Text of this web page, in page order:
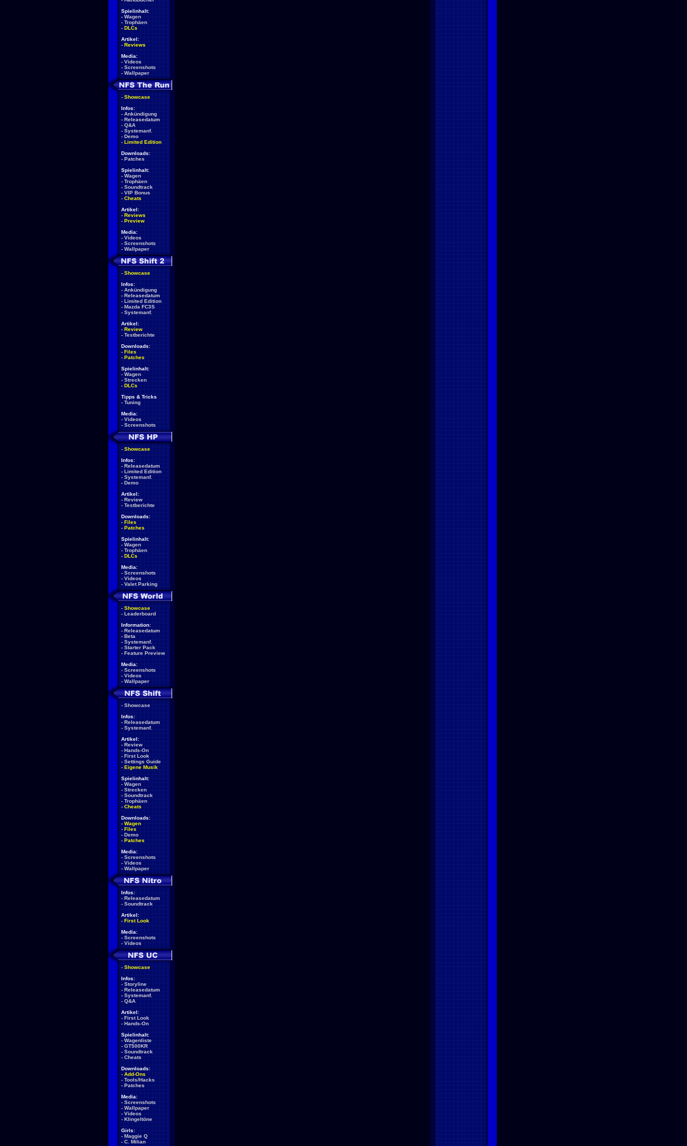
Spielinhalt:
- Wagen
- Trophäen
- DLCs
Artikel:
- Reviews
Media:
- Videos
- Screenshots
- Wallpaper
- Showcase
Infos:
- Ankündigung
- Releasedatum
- Q&A
- Systemanf.
- Demo
- Limited Edition
Downloads:
- Patches
Spielinhalt:
- Wagen
- Trophäen
- Soundtrack
- VIP Bonus
- Cheats
Artikel:
- Reviews
- Preview
Media:
- Videos
- Screenshots
- Wallpaper
- Showcase
Infos:
- Ankündigung
- Releasedatum
- Limited Edition
- Mazda FC3S
- Systemanf.
Artikel:
- Review
- Testberichte
Downloads:
- Files
- Patches
Spielinhalt:
- Wagen
- Strecken
- DLCs
Tipps & Tricks
- Tuning
Media:
- Videos
- Screenshots
- Showcase
Infos:
- Releasedatum
- Limited Edition
- Systemanf.
- Demo
Artikel:
- Review
- Testberichte
Downloads:
- Files
- Patches
Spielinhalt:
- Wagen
- Trophäen
- DLCs
Media:
- Screenshots
- Videos
- Valet Parking
- Showcase
- Leaderboard
Information:
- Releasedatum
- Beta
- Systemanf.
- Starter Pack
- Feature Preview
Media:
- Screenshots
- Videos
- Wallpaper
- Showcase
Infos:
- Releasedatum
- Systemanf.
Artikel:
- Review
- Hands-On
- First Look
- Settings Guide
- Eigene Musik
Spielinhalt:
- Wagen
- Strecken
- Soundtrack
- Trophäen
- Cheats
Downloads:
- Wagen
- Files
- Demo
- Patches
Media:
- Screenshots
- Videos
- Wallpaper
Infos:
- Releasedatum
- Soundtrack
Artikel:
- First Look
Media:
- Screenshots
- Videos
- Showcase
Infos:
- Storyline
- Releasedatum
- Systemanf.
- Q&A
Artikel:
- First Look
- Hands-On
Spielinhalt:
- Wagenliste
- GT500KR
- Soundtrack
- Cheats
Downloads:
- Add-Ons
- Tools/Hacks
- Patches
Media:
- Screenshots
- Wallpaper
- Videos
- Klingeltöne
Girls:
- Maggie Q
- C. Milian